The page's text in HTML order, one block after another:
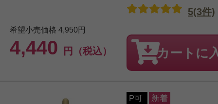
希望小売価格 4,950円
4,440 円（税込）
5(3件)
カートに
P可 新着